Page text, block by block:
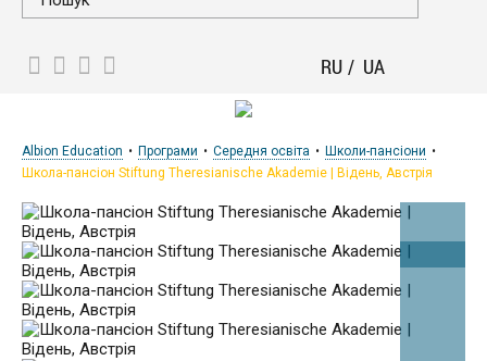
RU UA
Albion Education Програми Середня освіта
Школи-пансіони
Школа-пансіон Stiftung Theresianische Akademie | Відень, Австрія